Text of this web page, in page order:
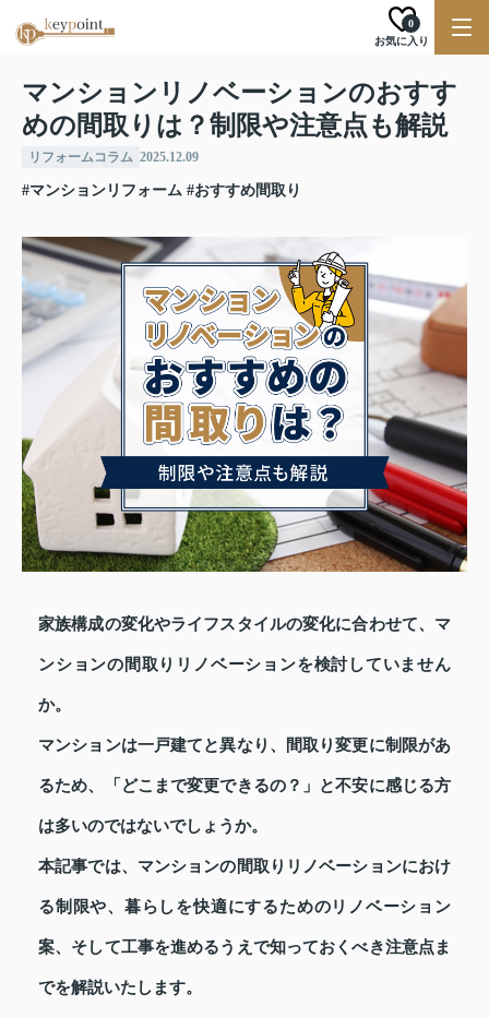
お気に入り
0
マンションリノベーションのおすす
めの間取りは？制限や注意点も解説
リフォームコラム 2025.12.09
#マンションリフォーム #おすすめ間取り
家族構成の変化やライフスタイルの変化に合わせて、マ
ンションの間取りリノベーションを検討していません
か。
マンションは一戸建てと異なり、間取り変更に制限があ
るため、「どこまで変更できるの？」と不安に感じる方
は多いのではないでしょうか。
本記事では、マンションの間取りリノベーションにおけ
る制限や、暮らしを快適にするためのリノベーション
案、そして工事を進めるうえで知っておくべき注意点ま
でを解説いたします。